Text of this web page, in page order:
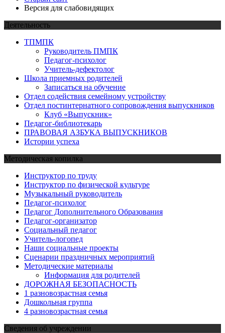
Версия для слабовидящих
Деятельность
ТПМПК
Руководитель ПМПК
Педагог-психолог
Учитель-дефектолог
Школа приемных родителей
Записаться на обучение
Отдел содействия семейному устройству
Отдел постинтернатного сопровождения выпускников
Клуб «Выпускник»
Педагог-библиотекарь
ПРАВОВАЯ АЗБУКА ВЫПУСКНИКОВ
Истории успеха
Методическая копилка
Инструктор по труду
Инструктор по физической культуре
Музыкальный руководитель
Педагог-психолог
Педагог Дополнительного Образования
Педагог-организатор
Социальный педагог
Учитель-логопед
Наши социальные проекты
Сценарии праздничных мероприятий
Методические материалы
Информация для родителей
ДОРОЖНАЯ БЕЗОПАСНОСТЬ
1 разновозрастная семья
Дошкольная группа
4 разновозрастная семья
Сведения об учреждении